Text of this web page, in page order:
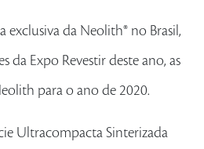
da Neolith® no Brasil,
da Expo Revestir deste ano, as
para o ano de 2020.
Ultracompacta Sinterizada